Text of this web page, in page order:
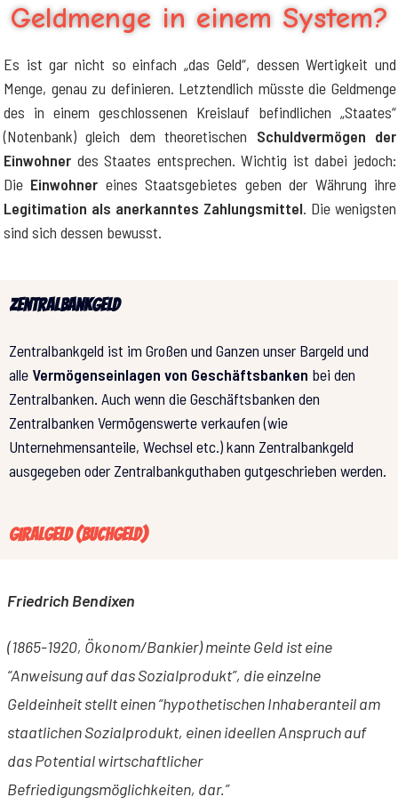
Geldmenge in einem System?
Es ist gar nicht so einfach „das Geld“, dessen Wertigkeit und
Menge, genau zu definieren. Letztendlich müsste die Geldmenge
des in einem geschlossenen Kreislauf befindlichen „Staates“
(Notenbank) gleich dem theoretischen Schuldvermögen der
Einwohner des Staates entsprechen. Wichtig ist dabei jedoch:
Die Einwohner eines Staatsgebietes geben der Währung ihre
Legitimation als anerkanntes Zahlungsmittel. Die wenigsten
sind sich dessen bewusst.
Zentralbankgeld
Zentralbankgeld ist im Großen und Ganzen unser Bargeld und
alle Vermögenseinlagen von Geschäftsbanken bei den
Zentralbanken. Auch wenn die Geschäftsbanken den
Zentralbanken Vermögenswerte verkaufen (wie
Unternehmensanteile, Wechsel etc.) kann Zentralbankgeld
ausgegeben oder Zentralbankguthaben gutgeschrieben werden.
Giralgeld (Buchgeld)
Friedrich Bendixen
(1865-1920, Ökonom/Bankier) meinteGeld ist eine
“Anweisung auf das Sozialprodukt”, die einzelne
Geldeinheit stellt einen “hypothetischen Inhaberanteil am
staatlichen Sozialprodukt, einen ideellen Anspruch auf
das Potential wirtschaftlicher
Befriedigungsmöglichkeiten, dar.”